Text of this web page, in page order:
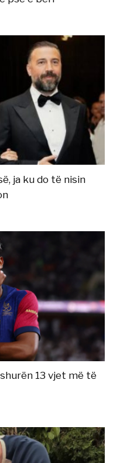
ja ku do të nisin
13 vjet më të